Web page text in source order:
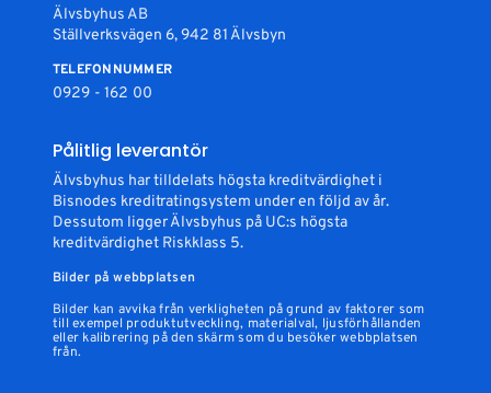
Älvsbyhus AB
Ställverksvägen 6, 942 81 Älvsbyn
TELEFONNUMMER
0929 - 162 00
Pålitlig leverantör
Älvsbyhus har tilldelats högsta kreditvärdighet i
Bisnodes kreditratingsystem under en följd av år.
Dessutom ligger Älvsbyhus på UC:s högsta
kreditvärdighet Riskklass 5.
Bilder på webbplatsen
Bilder kan avvika från verkligheten på grund av faktorer som
till exempel produktutveckling, materialval, ljusförhållanden
eller kalibrering på den skärm som du besöker webbplatsen
från.